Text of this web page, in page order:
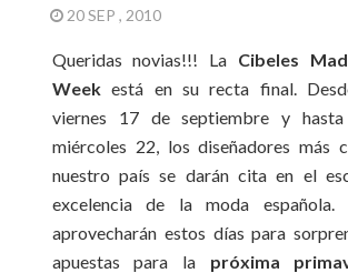
20 SEP , 2010
Queridas novias!!! La Cibeles
Weekestá en su recta final.
viernes 17 de septiembre y
miércoles 22, los diseñadores más
nuestro país se darán cita en el
excelencia de la moda española.
aprovecharán estos días para
apuestas para la próxima